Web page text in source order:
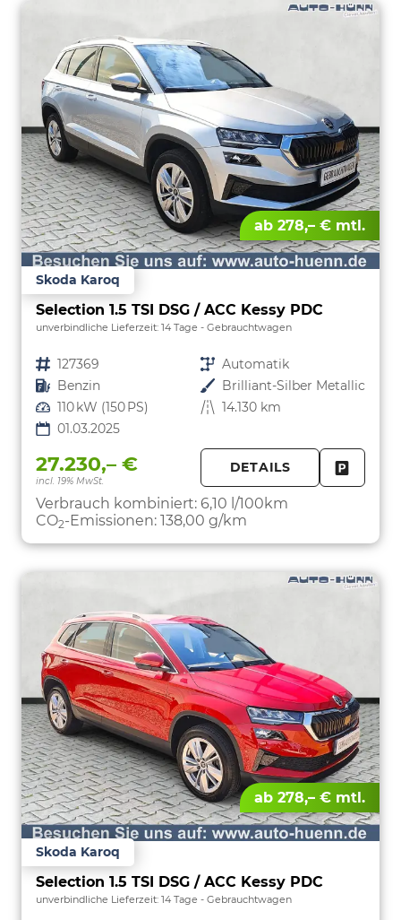
ab 278,– € mtl.
Skoda Karoq
Selection 1.5 TSI DSG / ACC Kessy PDC
unverbindliche Lieferzeit: 14 Tage Gebrauchtwagen
Fahrzeugnr. 127369 Getriebe Automatik
Kraftstoff Benzin Außenfarbe Brilliant-Silber Metallic
Leistung 110 kW (150 PS) Kilometerstand 14.130 km
01.03.2025
27.230,– €
incl. 19% MwSt.
DETAILS
Verbrauch kombiniert: 6,10 l/100km
CO2-Emissionen: 138,00 g/km
ab 278,– € mtl.
Skoda Karoq
Selection 1.5 TSI DSG / ACC Kessy PDC
unverbindliche Lieferzeit: 14 Tage Gebrauchtwagen